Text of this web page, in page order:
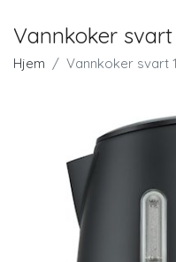
Vannkoker
Hjem Vannkoker svart